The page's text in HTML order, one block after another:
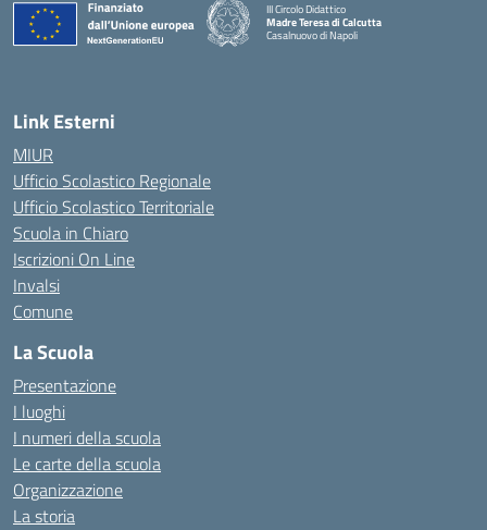
III Circolo Didattico
Madre Teresa di Calcutta
Casalnuovo di Napoli
— Visita la pagina iniziale della scuola
Link Esterni
MIUR
Ufficio Scolastico Regionale
Ufficio Scolastico Territoriale
Scuola in Chiaro
Iscrizioni On Line
Invalsi
Comune
La Scuola
Presentazione
I luoghi
I numeri della scuola
Le carte della scuola
Organizzazione
La storia